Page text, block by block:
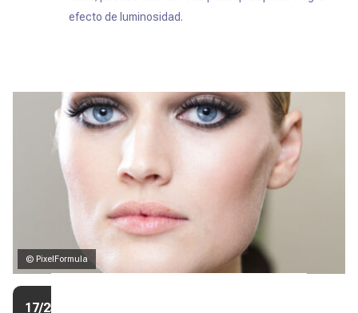
efecto de luminosidad.
© PixelFormula
17/25